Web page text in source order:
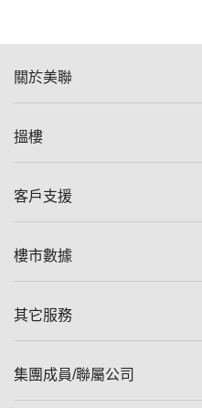
關於美聯
美聯集團
人才招募
搵樓
一手新盤
減價
美聯豪宅
獨家樓盤
租盤
客戶支援
自助放盤
查詢熱線
按揭計算機
負擔能力計算機
樓市數據
樓價指數
歷史成交
其它服務
屋苑專頁
集團成員/聯屬公司